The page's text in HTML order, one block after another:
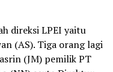
direksi LPEI yaitu
(AS). Tiga orang lagi
(JM) pemilik PT